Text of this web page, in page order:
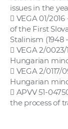
issues in the
 VEGA 01/
of the First
Stalinism (1948
 VEGA 2/
Hungarian
 VEGA 2/
Hungarian
 APVV 51-
the process of